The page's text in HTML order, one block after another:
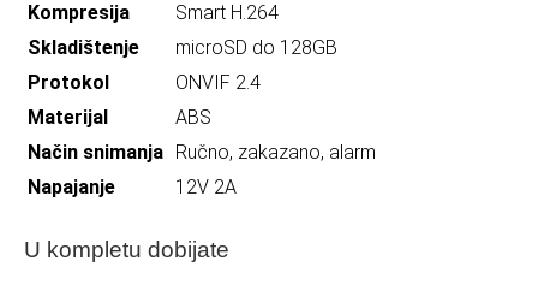
Kompresija
Smart H.264
Skladištenje
microSD do 128GB
Protokol
ONVIF 2.4
Materijal
ABS
Način snimanja
Ručno, zakazano, alarm
Napajanje
12V 2A
U kompletu dobijate